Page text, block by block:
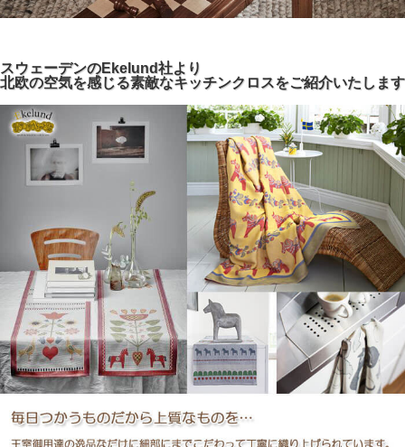
スウェーデンのEkelund社より
北欧の空気を感じる素敵なキッチンクロスをご紹介いたします